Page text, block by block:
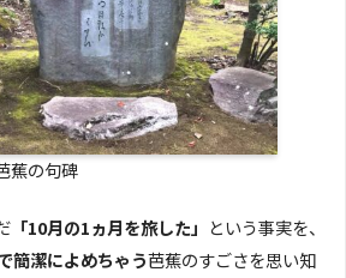
蕉の句碑
「10月の1ヵ月を旅した」 という事実を、
簡潔によめちゃう芭蕉のすごさを思い知